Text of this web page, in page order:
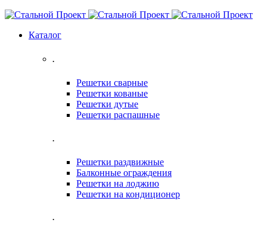
Каталог
.
Решетки сварные
Решетки кованые
Решетки дутые
Решетки распашные
.
Решетки раздвижные
Балконные ограждения
Решетки на лоджию
Решетки на кондиционер
.